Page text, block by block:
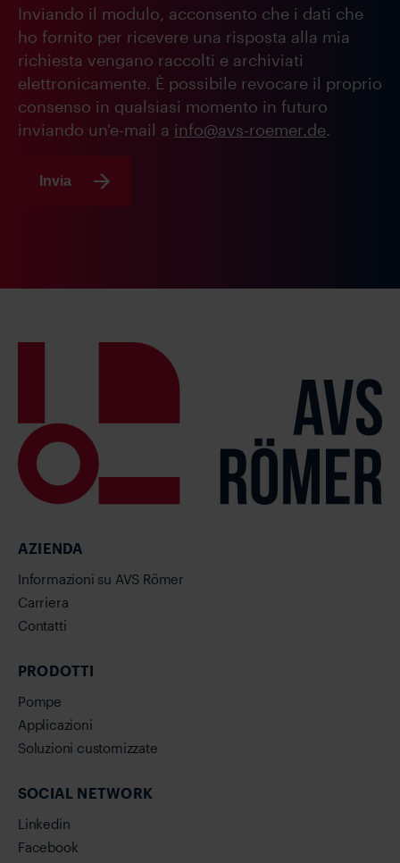
Inviando il modulo, acconsento che i dati che
ho fornito per ricevere una risposta alla mia
richiesta vengano raccolti e archiviati
elettronicamente. È possibile revocare il proprio
consenso in qualsiasi momento in futuro
inviando un'e-mail a info@avs-roemer.de.
Invia
AZIENDA
Informazioni su AVS Römer
Carriera
Contatti
PRODOTTI
Pompe
Applicazioni
Soluzioni customizzate
SOCIAL NETWORK
Linkedin
Facebook